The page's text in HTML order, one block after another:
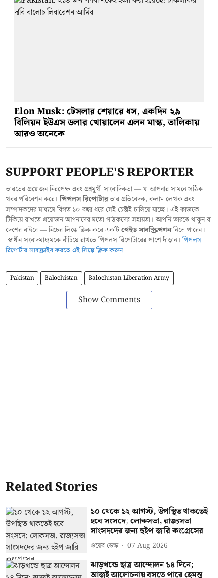
Elon Musk: টেসলার শেয়ারে ধস, একদিন ২৯
বিলিয়ন ইউএস ডলার খোয়ালেন এলন মাস্ক, তালিকায়
আরও অনেকে
SUPPORT PEOPLE'S REPORTER
ভারতের প্রয়োজন নিরপেক্ষ এবং প্রশ্নমুখী সাংবাদিকতা — যা আপনার সামনে সঠিক
খবর পরিবেশন করে।পিপলস রিপোর্টারতার প্রতিবেদক, কলাম লেখক এবং
সম্পাদকদের মাধ্যমে বিগত ১০ বছর ধরে সেই চেষ্টাই চালিয়ে যাচ্ছে। এই কাজকে
টিকিয়ে রাখতে প্রয়োজন আপনাদের মতো পাঠকদের সহায়তা। আপনি ভারতে থাকুন বা
দেশের বাইরে — নিচের লিঙ্কে ক্লিক করে একটিপেইড সাবস্ক্রিপশননিতে পারেন।
স্বাধীন সংবাদমাধ্যমকে বাঁচিয়ে রাখতে পিপলস রিপোর্টারের পাশে দাঁড়ান।পিপলস
রিপোর্টার সাবস্ক্রাইব করতে এই লিঙ্কে ক্লিক করুন
Pakistan Balochistan Balochistan Liberation Army
Show Comments
Related Stories
১০ থেকে ১২ আগস্ট, উপস্থিত থাকতেই
হবে সংসদে; লোকসভা, রাজ্যসভা
সাংসদদের জন্য হুইপ জারি কংগ্রেসের
ওয়েব ডেস্ক 07 Aug 2026
ঝাড়খন্ডে ছাত্র আন্দোলন ১৪ দিনে;
আজই আলোচনায় বসতে পারে হেমন্ত